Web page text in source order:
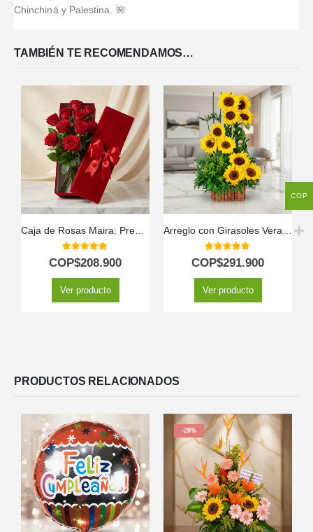
Chinchiná y Palestina. 🌺
TAMBIÉN TE RECOMENDAMOS…
5.00out of 5
COP$208.900
Ver producto
5.00out of 5
COP$291.900
Ver producto
PRODUCTOS RELACIONADOS
-28%
COP